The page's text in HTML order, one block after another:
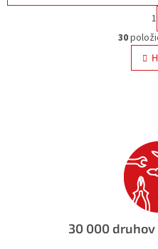
1
30
30 000